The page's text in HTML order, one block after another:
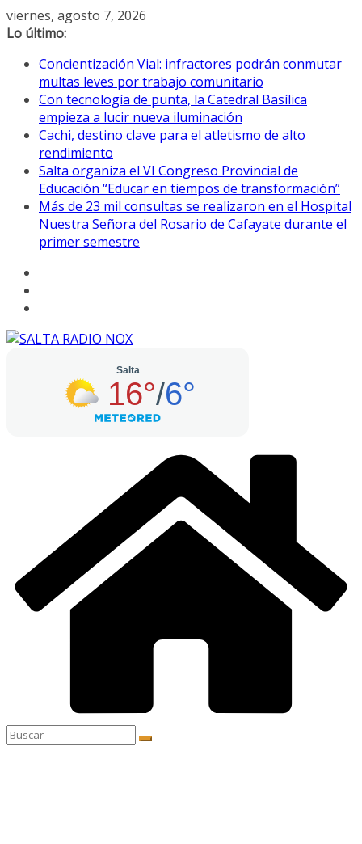
Saltar
al
viernes, agosto 7, 2026
Lo último:
Concientización Vial: infractores podrán conmutar
multas leves por trabajo comunitario
Con tecnología de punta, la Catedral Basílica
empieza a lucir nueva iluminación
Cachi, destino clave para el atletismo de alto
rendimiento
Salta organiza el VI Congreso Provincial de
Educación “Educar en tiempos de transformación”
Más de 23 mil consultas se realizaron en el Hospital
Nuestra Señora del Rosario de Cafayate durante el
primer semestre